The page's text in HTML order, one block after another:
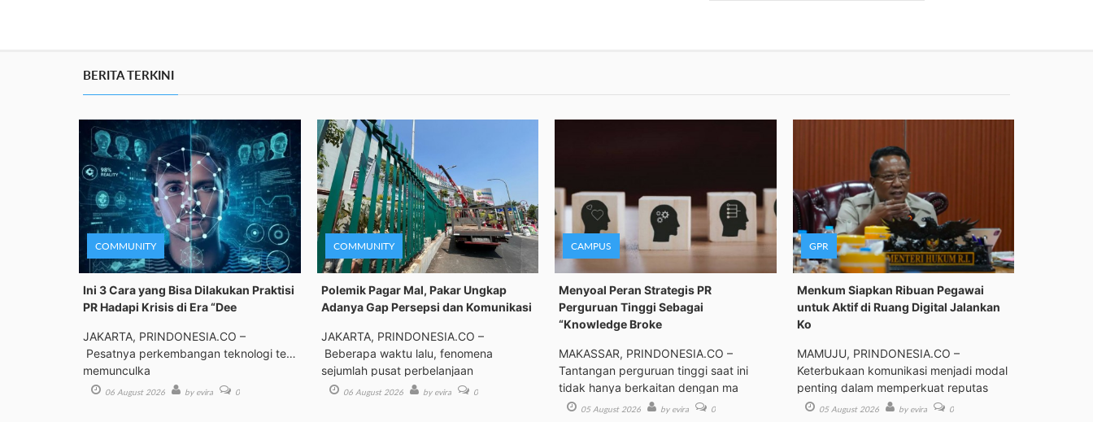
BERITA TERKINI
COMMUNITY
Ini 3 Cara yang Bisa Dilakukan Praktisi
PR Hadapi Krisis di Era “Dee
JAKARTA, PRINDONESIA.CO –
Pesatnya perkembangan teknologi telah
memunculka
06 August 2026 by evira 0
COMMUNITY
Polemik Pagar Mal, Pakar Ungkap
Adanya Gap Persepsi dan Komunikasi
JAKARTA, PRINDONESIA.CO –
Beberapa waktu lalu, fenomena
sejumlah pusat perbelanjaan
06 August 2026 by evira 0
CAMPUS
Menyoal Peran Strategis PR
Perguruan Tinggi Sebagai
“Knowledge Broke
MAKASSAR, PRINDONESIA.CO –
Tantangan perguruan tinggi saat ini
tidak hanya berkaitan dengan ma
05 August 2026 by evira 0
GPR
Menkum Siapkan Ribuan Pegawai
untuk Aktif di Ruang Digital Jalankan
Ko
MAMUJU, PRINDONESIA.CO –
Keterbukaan komunikasi menjadi modal
penting dalam memperkuat reputas
05 August 2026 by evira 0